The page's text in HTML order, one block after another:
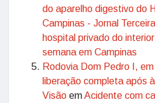
do aparelho digestivo do
Campinas - Jornal
hospital privado do
semana em Campinas
Rodovia Dom Pedro I,
liberação completa após
Visão emAcidente com